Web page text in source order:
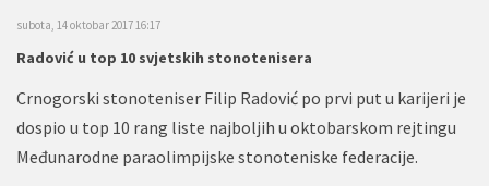
subota, 14 oktobar 2017 16:17
Radović u top 10 svjetskih stonotenisera
Crnogorski stonoteniser Filip Radović po prvi put u karijeri je
dospio u top 10 rang liste najboljih u oktobarskom rejtingu
Međunarodne paraolimpijske stonoteniske federacije.